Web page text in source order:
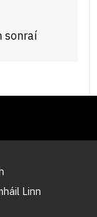
sonraí
Linn